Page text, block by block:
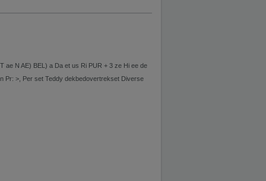
ae N AE) BEL) a Da et us Ri PUR + 3 ze Hi ee de
Pr: >, Per set Teddy dekbedovertrekset Diverse